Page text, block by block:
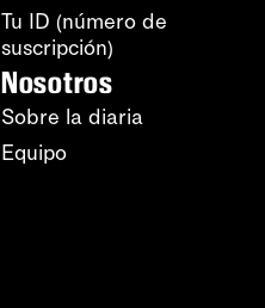
Tu ID (número de
suscripción)
Nosotros
Sobre la diaria
Equipo